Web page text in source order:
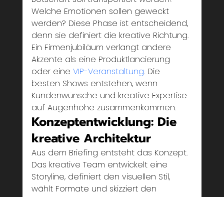
Welche Emotionen sollen geweckt
werden? Diese Phase ist entscheidend,
denn sie definiert die kreative Richtung.
Ein Firmenjubiläum verlangt andere
Akzente als eine Produktlancierung
oder eine VIP-Veranstaltung. Die
besten Shows entstehen, wenn
Kundenwünsche und kreative Expertise
auf Augenhöhe zusammenkommen.
Konzeptentwicklung: Die
kreative Architektur
Aus dem Briefing entsteht das Konzept.
Das kreative Team entwickelt eine
Storyline, definiert den visuellen Stil,
wählt Formate und skizziert den